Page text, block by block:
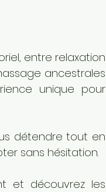
entre relaxation
ancestrales
unique pour
détendre tout en
sans hésitation.
et découvrez les